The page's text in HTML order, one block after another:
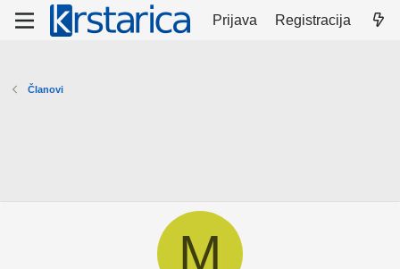
Prijava Registracija
Članovi
M